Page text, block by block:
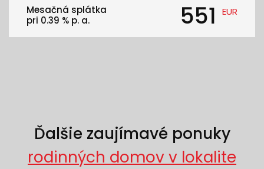
Mesačná splátka
pri 0.39 % p. a. 551 EUR
Ďalšie zaujímavé ponuky
rodinných domov v lokalite